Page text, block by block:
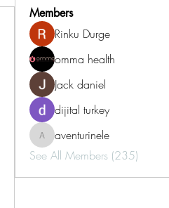
Members
Rinku Durge
omma health
Jack daniel
dijital turkey
aventurinele
aventurinele
See All Members (235)